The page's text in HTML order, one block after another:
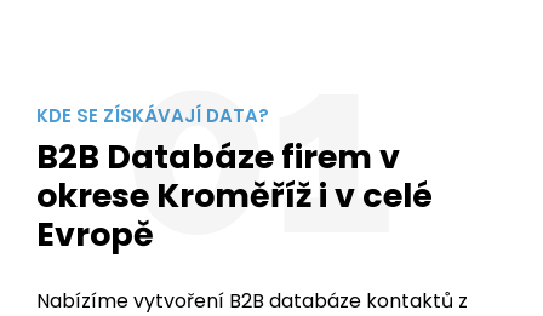
01
KDE SE ZÍSKÁVAJÍ DATA?
B2B Databáze firem v
okrese Kroměříž i v celé
Evropě
Nabízíme vytvoření B2B databáze kontaktů z